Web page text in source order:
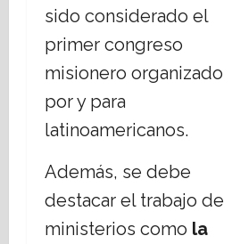
sido considerado el
primer congreso
misionero organizado
por y para
latinoamericanos.
Además, se debe
destacar el trabajo de
ministerios como la